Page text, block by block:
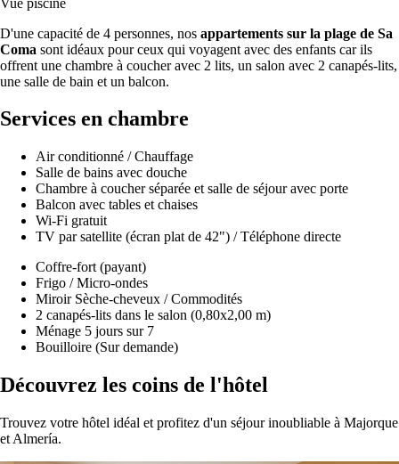
D'une capacité de 4 personnes, nos appartements sur la plage de Sa
Coma sont idéaux pour ceux qui voyagent avec des enfants car ils
offrent une chambre à coucher avec 2 lits, un salon avec 2 canapés-lits,
une salle de bain et un balcon.
Services en chambre
Air conditionné / Chauffage
Salle de bains avec douche
Chambre à coucher séparée et salle de séjour avec porte
Balcon avec tables et chaises
Wi-Fi gratuit
TV par satellite (écran plat de 42") / Téléphone directe
Coffre-fort (payant)
Frigo / Micro-ondes
Miroir Sèche-cheveux / Commodités
2 canapés-lits dans le salon (0,80x2,00 m)
Ménage 5 jours sur 7
Bouilloire (Sur demande)
Découvrez les coins de l'hôtel
Trouvez votre hôtel idéal et profitez d'un séjour inoubliable à Majorque
et Almería.